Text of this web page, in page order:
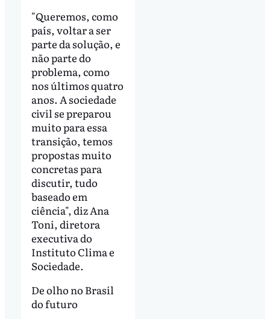
"Queremos, como
país, voltar a ser
parte da solução, e
não parte do
problema, como
nos últimos quatro
anos. A sociedade
civil se preparou
muito para essa
transição, temos
propostas muito
concretas para
discutir, tudo
baseado em
ciência", diz Ana
Toni, diretora
executiva do
Instituto Clima e
Sociedade.
De olho no Brasil
do futuro